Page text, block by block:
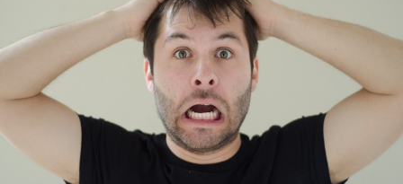
ッ
ャ
光